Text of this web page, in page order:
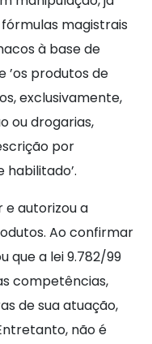
magistrais
à base de
’os produtos de
exclusivamente,
ou drogarias,
por
e autorizou a
Ao confirmar
que a lei 9.782/99
competências,
de sua atuação,
não é